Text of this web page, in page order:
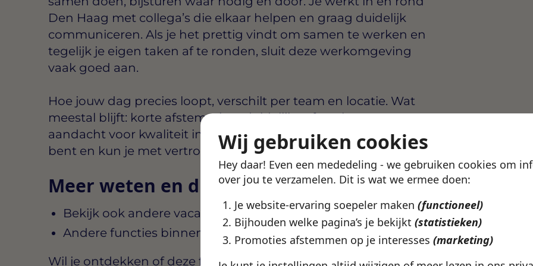
Wij gebruiken cookies
Hey daar! Even een mededeling - we gebruiken cookies om
over jou te verzamelen. Dit is wat we ermee doen:
Je website-ervaring soepeler maken (functioneel)
Bijhouden welke pagina’s je bekijkt (statistieken)
Promoties afstemmen op je interesses (marketing)
Den Haag met collega’s die elkaar helpen en graag duidelijk
communiceren. Als je het prettig vindt om samen te werken en
tegelijk je eigen taken af te ronden, sluit deze werkomgeving
vaak goed aan.
Hoe jouw dag precies loopt, verschilt per team en locatie. Wat
meestal blijft: korte afstemming, duidelijke afspraken en
aandacht voor kwaliteit in het werk. Zo weet je waar je aan toe
bent en kun je met vertrouwen doorpakken.
Meer weten en direct starten
Bekijk ook andere vacatures in Den Haag
Andere functies binnen Swipe4Work
Wil je ontdekken of deze functie aansluit bij wat jij zoekt? In de